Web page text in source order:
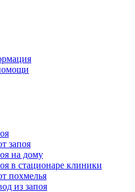
запоя
на дому
в стационаре клиники
похмелья
из запоя